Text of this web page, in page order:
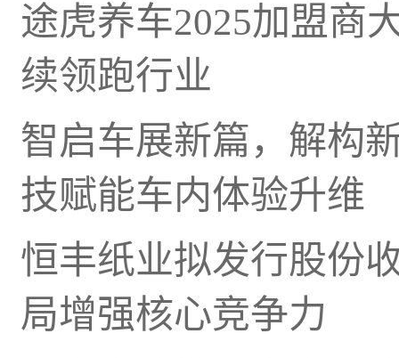
途虎养车2025加盟商
续领跑行业
智启车展新篇，解构
技赋能车内体验升维
恒丰纸业拟发行股份
局增强核心竞争力